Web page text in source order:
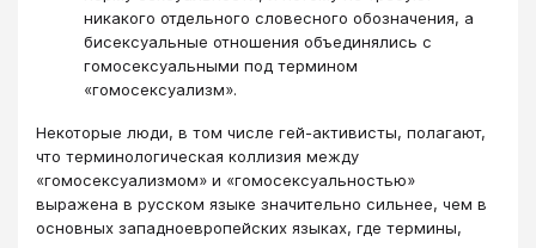
никакого отдельного словесного обозначения, а
бисексуальные отношения объединялись с
гомосексуальными под термином
«гомосексуализм».
Некоторые люди, в том числе гей-активисты, полагают,
что терминологическая коллизия между
«гомосексуализмом» и «гомосексуальностью»
выражена в русском языке значительно сильнее, чем в
основных западноевропейских языках, где термины,